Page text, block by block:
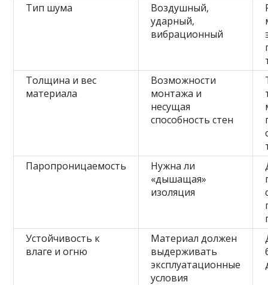
Тип шума
Воздушный,
ударный,
вибрационный
Толщина и вес
материала
Возможности
монтажа и
несущая
способность стен
Паропроницаемость
Нужна ли
«дышащая»
изоляция
Устойчивость к
влаге и огню
Материал должен
выдерживать
эксплуатационные
условия